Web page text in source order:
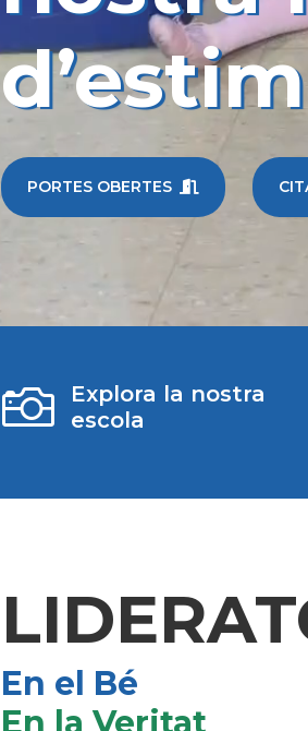
PORTES OBERTES 

Explora la nostra
escola
En el Bé